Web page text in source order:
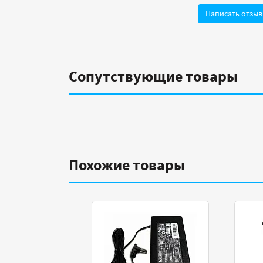
Написать отзыв
Сопутствующие товары
Похожие товары